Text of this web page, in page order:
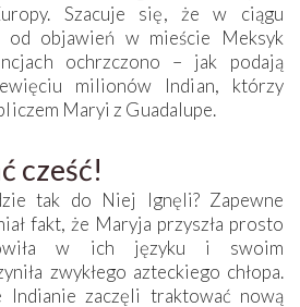
Szacuje się, że w ciągu
objawień w mieście Meksyk
ochrzczono – jak podają
milionów Indian, którzy
Maryi z Guadalupe.
cześć!
tak do Niej lgnęli? Zapewne
fakt, że Maryja przyszła prosto
w ich języku i swoim
zwykłego azteckiego chłopa.
Indianie zaczęli traktować nową